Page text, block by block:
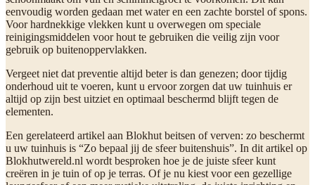
eenvoudig worden gedaan met water en een zachte borstel of spons.
Voor hardnekkige vlekken kunt u overwegen om speciale
reinigingsmiddelen voor hout te gebruiken die veilig zijn voor
gebruik op buitenoppervlakken.
Vergeet niet dat preventie altijd beter is dan genezen; door tijdig
onderhoud uit te voeren, kunt u ervoor zorgen dat uw tuinhuis er
altijd op zijn best uitziet en optimaal beschermd blijft tegen de
elementen.
Een gerelateerd artikel aan Blokhut beitsen of verven: zo beschermt
u uw tuinhuis is “Zo bepaal jij de sfeer buitenshuis”. In dit artikel op
Blokhutwereld.nl wordt besproken hoe je de juiste sfeer kunt
creëren in je tuin of op je terras. Of je nu kiest voor een gezellige